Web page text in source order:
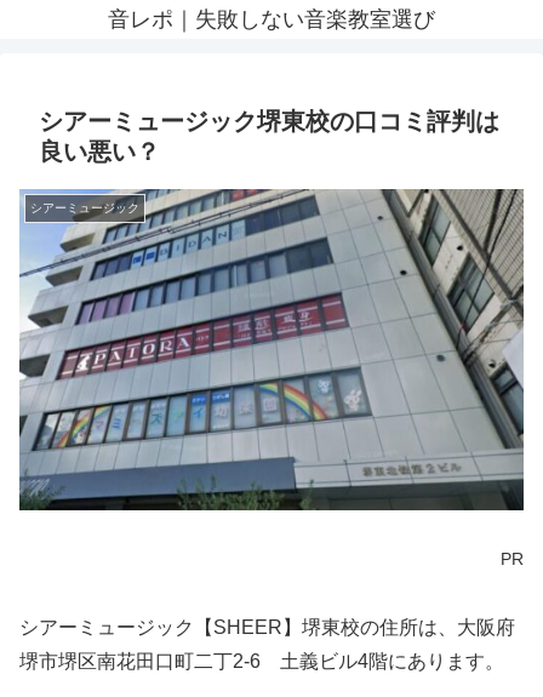
音レポ｜失敗しない音楽教室選び
シアーミュージック堺東校の口コミ評判は
良い悪い？
シアーミュージック
PR
シアーミュージック【SHEER】堺東校の住所は、大阪府
堺市堺区南花田口町二丁2-6 土義ビル4階にあります。